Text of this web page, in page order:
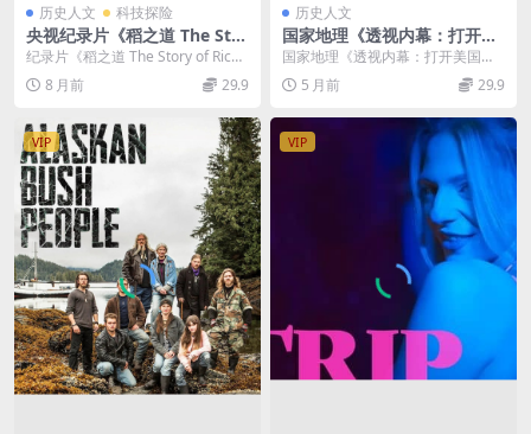
历史人文 科技探险
央视纪录片《稻之道 The Stor
y of Rice 2017》全6集 国语
中字 1080/MP4/8.78GB 稻米
纪录片
纪录片《稻之道 The Story of Rice
2017》全 6 集 （历时...
8 月前 29.9
历史人文
国家地理《透视内幕：打开美
国金库 Inside America’s Mo
ney Vault》英语中字 1080P/
MP4/915M 美国货币纪录片
国家地理《透视内幕：打开美国金
库 Inside America’s ...
5 月前 29.9
VIP VIP